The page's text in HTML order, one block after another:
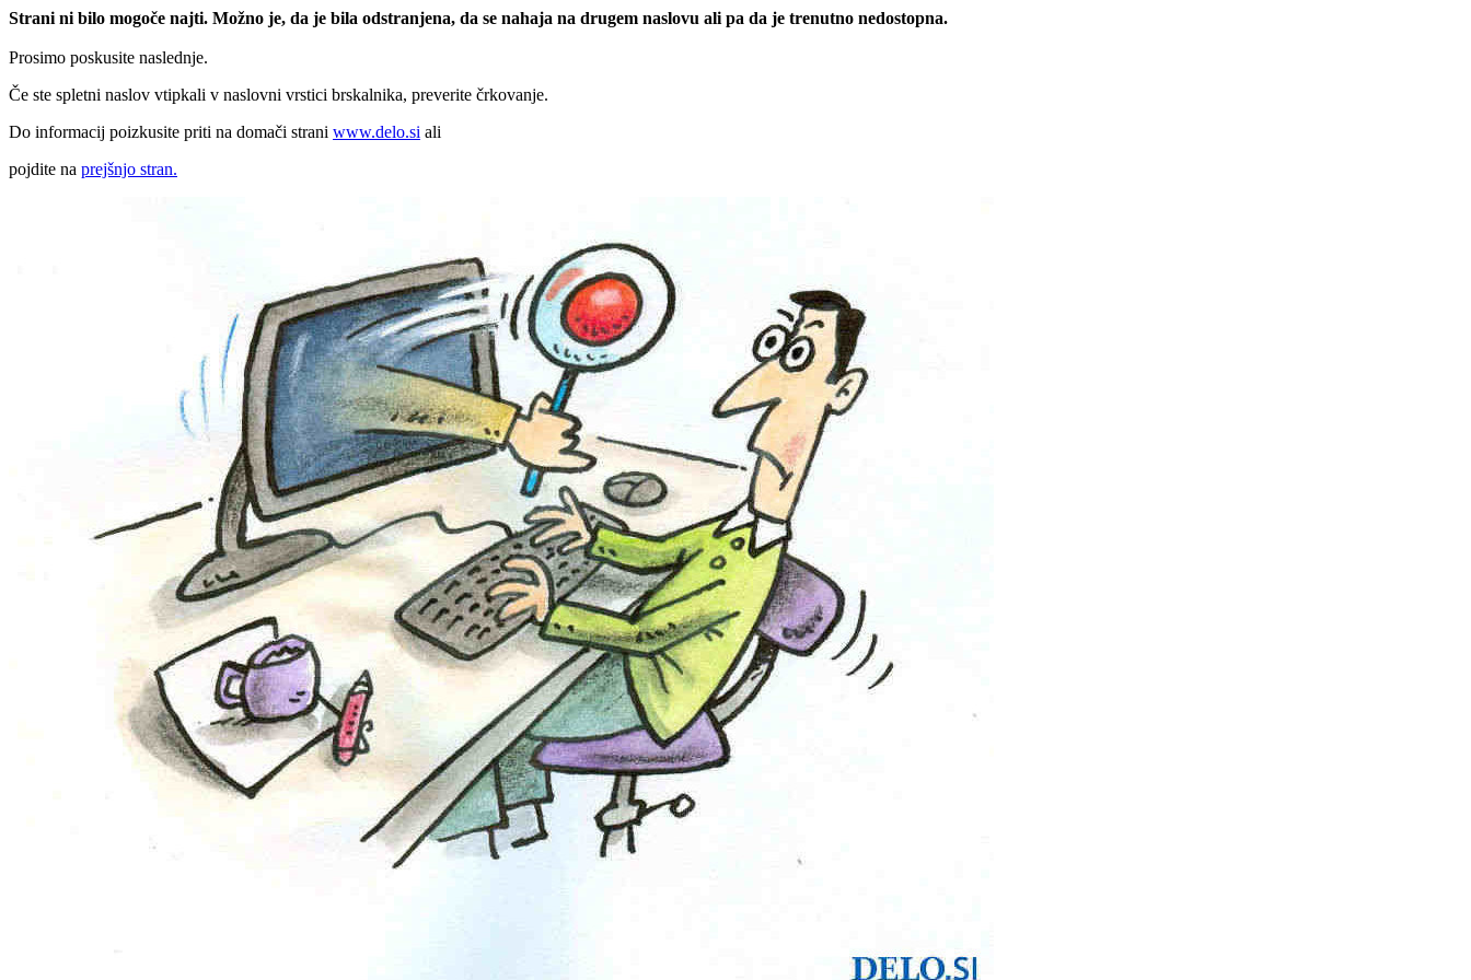
Strani ni bilo mogoče najti. Možno je, da je bila odstranjena, da se nahaja na drugem naslovu ali pa da je trenutno nedostopna.
Prosimo poskusite naslednje.
Če ste spletni naslov vtipkali v naslovni vrstici brskalnika, preverite črkovanje.
Do informacij poizkusite priti na domači strani www.delo.si ali
pojdite na prejšnjo stran.